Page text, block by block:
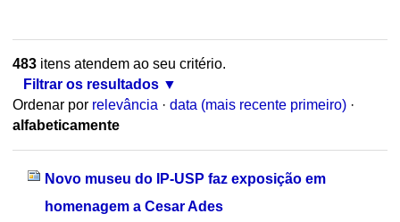
483itens atendem ao seu critério.
Filtrar os resultados
Ordenar por relevância · data (mais recente primeiro) ·
alfabeticamente
Novo museu do IP-USP faz exposição em
homenagem a Cesar Ades